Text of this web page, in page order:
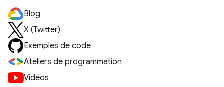
Blog
X (Twitter)
Exemples de code
Ateliers de programmation
Vidéos